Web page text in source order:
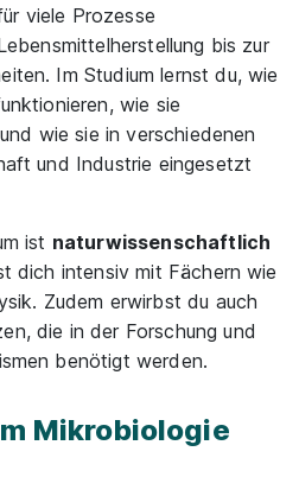
viele Prozesse
bis zur
Im Studium lernst du, wie
wie sie
wie sie in verschiedenen
und Industrie eingesetzt
ist naturwissenschaftlich
dich intensiv mit Fächern wie
Zudem erwirbst du auch
die in der Forschung und
benötigt werden.
Mikrobiologie